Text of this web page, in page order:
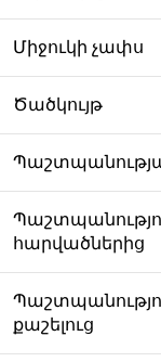
Միջուկի չափս
Ծածկույթ
հարվածներից
քաշելուց